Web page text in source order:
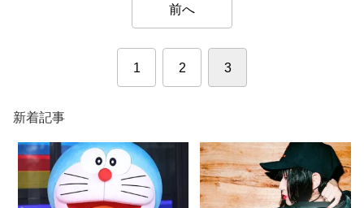
前へ
1 2 3
新着記事